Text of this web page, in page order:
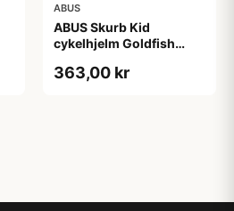
ABUS
ABUS Skurb Kid
cykelhjelm Goldfish
45-50 cm)
363,00 kr